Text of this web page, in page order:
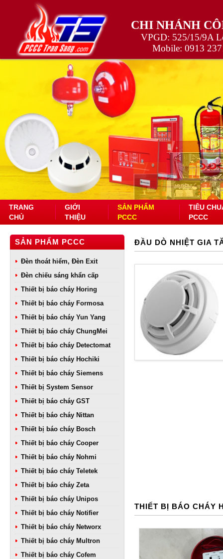
CHI NHÁNH
VPGD: 525/15/9A
Mobile: 0913
TRANG
CHỦ
GIỚI
THIỆU
SẢN PHẨM
PCCC
TIÊU
PCCC
SẢN PHẨM PCCC
Đèn thoát hiểm, Đèn Exit
Đèn chiếu sáng khẩn cấp
Thiết bị báo cháy Horing
Thiết bị báo cháy Formosa
Thiết bị báo cháy Yun Yang
Thiết bị báo cháy ChungMei
Thiết bị báo cháy Detectomat
Thiết bị báo cháy Hochiki
Thiết bị báo cháy Siemens
Thiết bị System Sensor
Thiết bị báo cháy GST
Thiết bị báo cháy Nittan
Thiết bị báo cháy Bosch
Thiết bị báo cháy Cooper
Thiết bị báo cháy Nohmi
Thiết bị báo cháy Teletek
Thiết bị báo cháy Zeta
Thiết bị báo cháy Unipos
Thiết bị báo cháy Notifier
Thiết bị báo cháy Networx
Thiết bị báo cháy Multron
Thiết bị báo cháy Cofem
ĐẦU DÒ NHIỆT GIA
THIẾT BỊ BÁO CHÁY